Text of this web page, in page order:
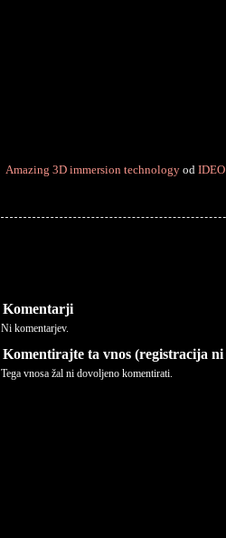
Amazing 3D immersion technology od
Komentarji
Ni komentarjev.
Komentirajte ta vnos (registracija
Tega vnosa žal ni dovoljeno komentirati.